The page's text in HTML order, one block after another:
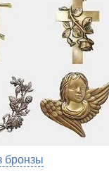
бронзы